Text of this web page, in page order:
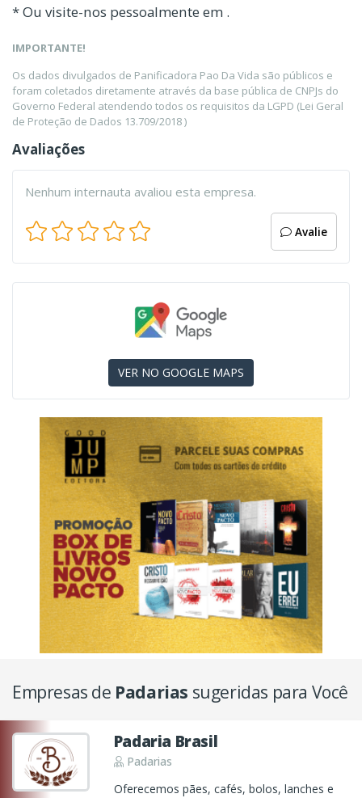
* Ou visite-nos pessoalmente em .
IMPORTANTE!
Os dados divulgados de Panificadora Pao Da Vida são públicos e
foram coletados diretamente através da base pública de CNPJs do
Governo Federal atendendo todos os requisitos da LGPD (Lei Geral
de Proteção de Dados 13.709/2018 )
Avaliações
Nenhum internauta avaliou esta empresa.
Avalie
VER NO GOOGLE MAPS
Empresas de Padarias sugeridas para Você
Padaria Brasil
Padarias
Oferecemos pães, cafés, bolos, lanches e